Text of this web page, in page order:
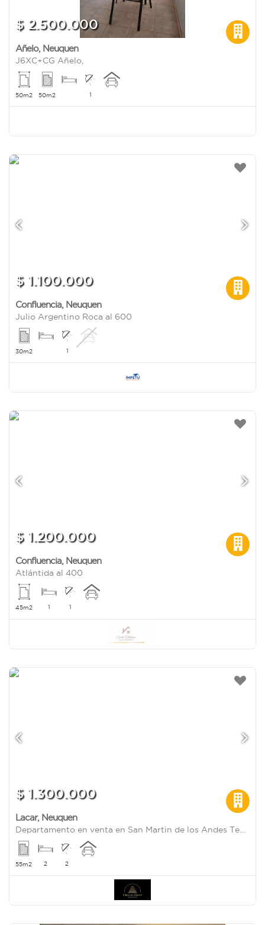
$ 2.500.000
Añelo, Neuquen
J6XC+CG Añelo,
50m2 50m2 1
$ 1.100.000
Confluencia, Neuquen
Julio Argentino Roca al 600
30m2 1
$ 1.200.000
Confluencia, Neuquen
Atlántida al 400
45m2 1 1
$ 1.300.000
Lacar, Neuquen
55m2 2 2